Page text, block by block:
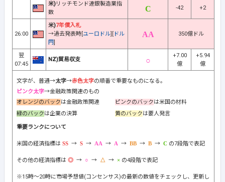
米)リッチモンド連銀製造業指
数
-42 +2
26:00
米)7年債入札
→過去発表時[ ユーロドル
ドル
円
350億ドル
翌
07:45
NZ)貿易収支
+7.00
億
+5.94
億
文字が、普通→太字→赤色太字の順番で重要なものになる。
ピンク太字→金融政策関連のもの
オレンジのバックは金融政策関連 ピンクのバックは米国の材料
緑のバックは企業の決算 黄のバックは要人発言
重要ランクについて
米国の経済指標は → → → → → → の7段階で表記
その他の経済指標は → → → の4段階で表記
※15時～20時に市場予想値(コンセンサス)の最新の数値をチェックし、更新し